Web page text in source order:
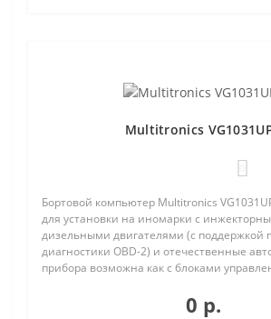
Multitronics
Бортовой компьютер Multitronics
для установки на иномарки с
дизельными двигателями (с поддержкой
диагностики OBD-2) и отечественные
прибора возможна как с блоками
0 р.